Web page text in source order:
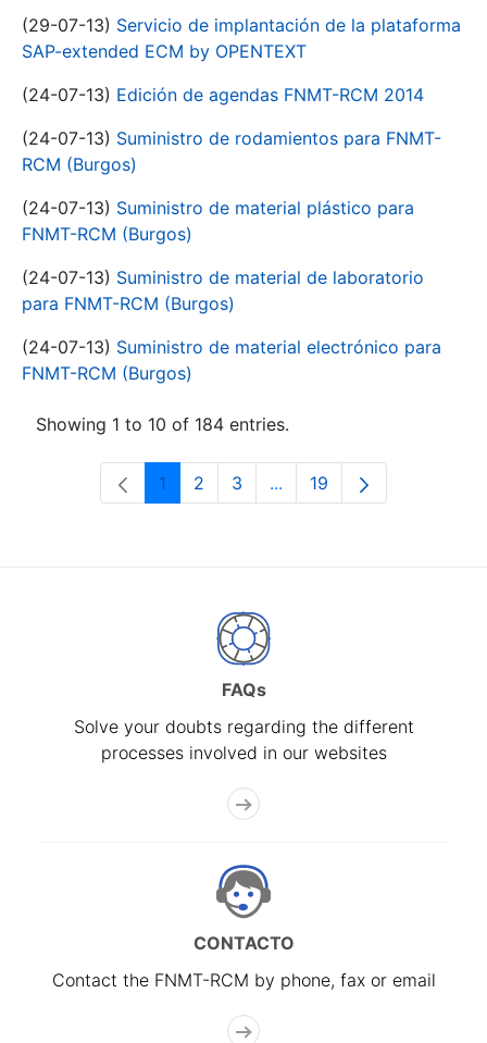
(29-07-13) Servicio de implantación de la plataforma
SAP-extended ECM by OPENTEXT
(24-07-13) Edición de agendas FNMT-RCM 2014
(24-07-13) Suministro de rodamientos para FNMT-
RCM (Burgos)
(24-07-13) Suministro de material plástico para
FNMT-RCM (Burgos)
(24-07-13) Suministro de material de laboratorio
para FNMT-RCM (Burgos)
(24-07-13) Suministro de material electrónico para
FNMT-RCM (Burgos)
Showing 1 to 10 of 184 entries.
Page
1 Page
2 Page
3 ...Intermediate Pages Use
Page
19
FAQs
Solve your doubts regarding the different
processes involved in our websites
CONTACTO
Contact the FNMT-RCM by phone, fax or email